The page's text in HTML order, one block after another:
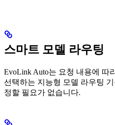
스마트 모델 라우팅
EvoLink Auto는 요청 내용에 따
선택하는 지능형 모델 라우팅
정할 필요가 없습니다.